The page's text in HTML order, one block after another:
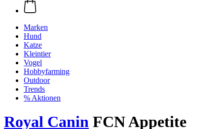
Marken
Hund
Katze
Kleintier
Vogel
Hobbyfarming
Outdoor
Trends
% Aktionen
Royal Canin FCN Appetite